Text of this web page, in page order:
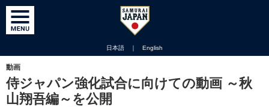
日本語 ｜ English
動画
侍ジャパン強化試合に向けての動画 ～秋
山翔吾編～を公開